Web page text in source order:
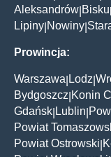
Aleksandrów
Lipiny Nowiny
Prowincja:
Warszawa Lodz
Bydgoszcz Konin
Gdańsk Lublin
Powiat
Powiat Ostrowski